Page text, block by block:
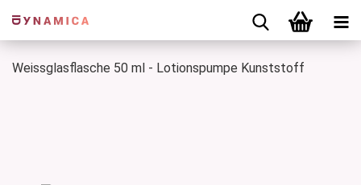
Weissglasflasche 50 ml - Lotionspumpe Kunststoff